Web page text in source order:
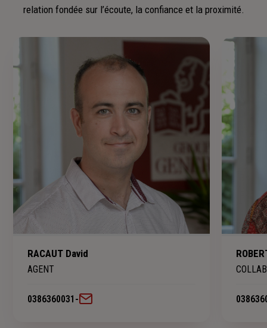
relation fondée sur l’écoute, la confiance et la proximité.
RACAUT David
AGENT
0386360031 -